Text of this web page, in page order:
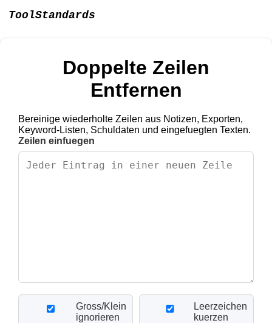
ToolStandards
Doppelte Zeilen
Entfernen
Bereinige wiederholte Zeilen aus Notizen, Exporten,
Keyword-Listen, Schuldaten und eingefuegten Texten.
Zeilen einfuegen
Gross/Klein
ignorieren
Leerzeichen
kuerzen